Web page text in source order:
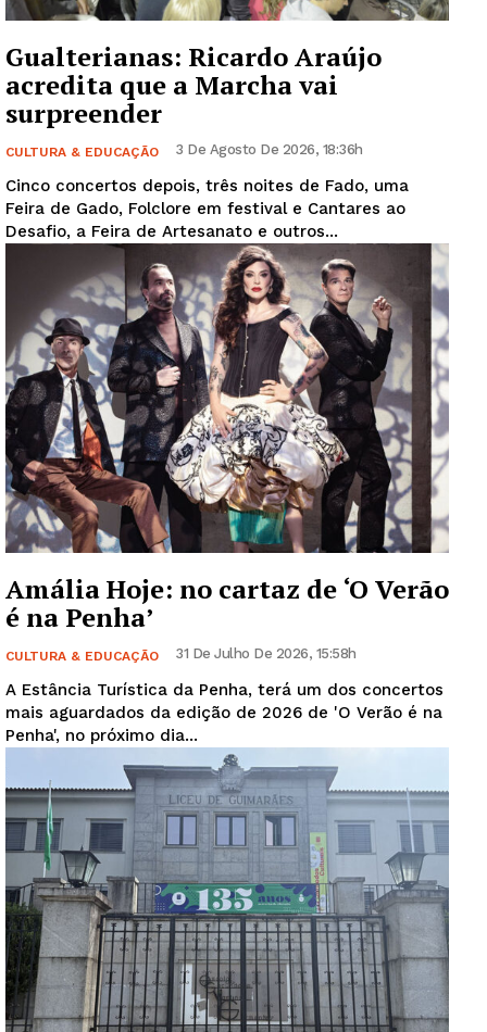
Guimarães, agora!
SUBSCREVA JÁ!
Institucional
Artigos
Edição Digital
Europa
Grande Entrevista
Publicidade
Quero ser Assinante
Gualterianas: Ricardo Araújo
acredita que a Marcha vai
surpreender
CULTURA & EDUCAÇÃO 3 De Agosto De 2026, 18:36h
Cinco concertos depois, três noites de Fado, uma
Feira de Gado, Folclore em festival e Cantares ao
Desafio, a Feira de Artesanato e outros...
Amália Hoje: no cartaz de ‘O Verão
é na Penha’
CULTURA & EDUCAÇÃO 31 De Julho De 2026, 15:58h
A Estância Turística da Penha, terá um dos concertos
mais aguardados da edição de 2026 de 'O Verão é na
Penha', no próximo dia...